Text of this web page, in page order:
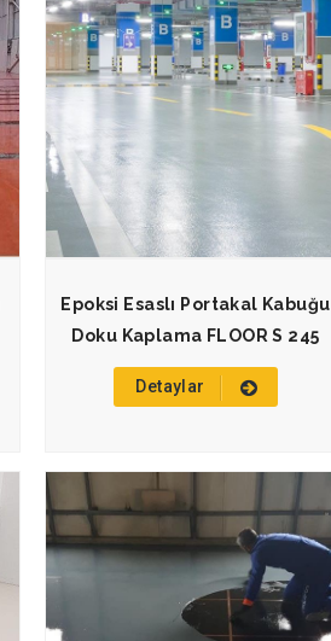
Epoksi Esaslı Portakal Kabuğu
Doku Kaplama FLOOR S 245
Detaylar